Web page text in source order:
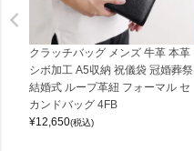
クラッチバッグ メンズ 牛革 本革
シボ加工 A5収納 祝儀袋 冠婚葬祭
結婚式 ループ革紐 フォーマル セ
カンドバッグ 4FB
¥12,650(税込)